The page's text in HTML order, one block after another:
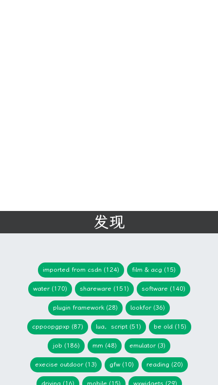
发现
imported from csdn (124) film & acg (15)
water (170) shareware (151) software (140)
plugin framework (28) lookfor (36)
cppoopgpxp (87) lua，script (51) be old (15)
job (186) mm (48) emulator (3)
execise outdoor (13) gfw (10) reading (20)
driving (16) mobile (15) wxwidgets (29)